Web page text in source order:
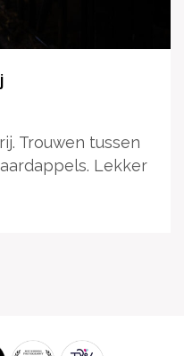
Trouwen tussen
Lekker